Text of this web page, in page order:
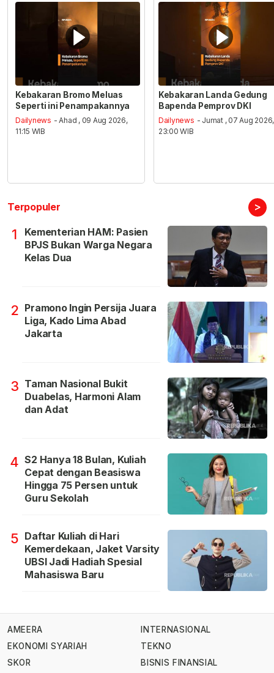
Kebakaran Bromo Meluas
Seperti ini Penampakannya
Dailynews - Ahad , 09 Aug 2026,
11:15 WIB
Kebakaran Landa Gedung
Bapenda Pemprov DKI
Dailynews - Jumat , 07 Aug 2026,
23:00 WIB
Terpopuler >
1
Kementerian HAM: Pasien
BPJS Bukan Warga Negara
Kelas Dua
2 Pramono Ingin Persija Juara
Liga, Kado Lima Abad
Jakarta
3 Taman Nasional Bukit
Duabelas, Harmoni Alam
dan Adat
4 S2 Hanya 18 Bulan, Kuliah
Cepat dengan Beasiswa
Hingga 75 Persen untuk
Guru Sekolah
5 Daftar Kuliah di Hari
Kemerdekaan, Jaket Varsity
UBSI Jadi Hadiah Spesial
Mahasiswa Baru
AMEERA
EKONOMI SYARIAH
SKOR
INTERNASIONAL
TEKNO
BISNIS FINANSIAL